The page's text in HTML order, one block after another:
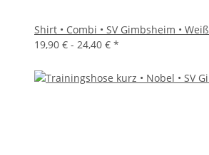
Shirt • Combi • SV Gimbsheim • Weiß
19,90 € - 24,40 € *